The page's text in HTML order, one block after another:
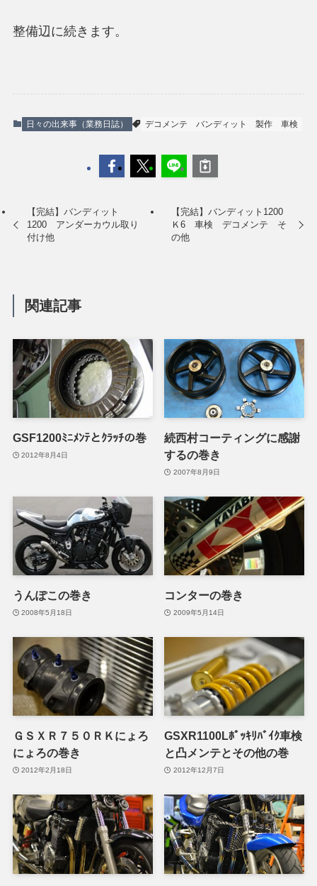
整備辺に続きます。
日々の出来事（業務日誌） デコメンテ バンディット 製作 車検
【完結】バンディット
1200 アンダーカウル取り
付け他
【完結】バンディット1200
Ｋ6 車検 デコメンテ そ
の他
関連記事
GSF1200ﾐﾆﾒﾝﾃとｸﾗｯﾁの巻
2012年8月4日
続西村コーティングに感謝
するの巻き
2007年8月9日
うんぽこの巻き
2008年5月18日
コンターの巻き
2009年5月14日
ＧＳＸＲ７５０ＲＫにょろ
にょろの巻き
2012年2月18日
GSXR1100Lﾎﾟｯｷﾘﾊﾞｲｸ車検
と凸メンテとその他の巻
2012年12月7日